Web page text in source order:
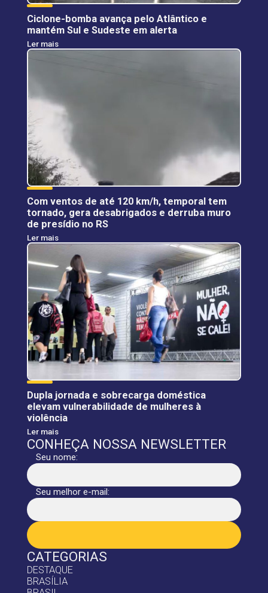
CATEGORIAS
DESTAQUE
BRASÍLIA
Ciclone-bomba avança pelo Atlântico e
mantém Sul e Sudeste em alerta
Ler mais
Com ventos de até 120 km/h, temporal tem
tornado, gera desabrigados e derruba muro
de presídio no RS
Ler mais
Dupla jornada e sobrecarga doméstica
elevam vulnerabilidade de mulheres à
violência
Ler mais
CONHEÇA NOSSA NEWSLETTER
Seu nome:
Seu melhor e-mail: